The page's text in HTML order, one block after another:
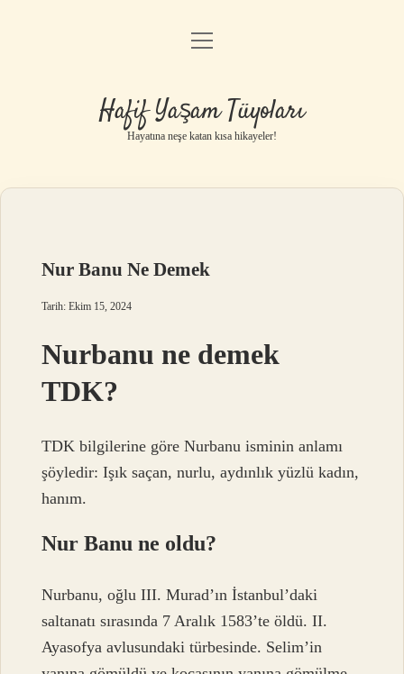
Anasayfa
Yasal Uyarı
menüyü
Hafif Yaşam Tüyoları
Hayatına neşe katan kısa hikayeler!
Nur Banu Ne Demek
Tarih: Ekim 15, 2024
Nurbanu ne demek
TDK?
TDK bilgilerine göre Nurbanu isminin anlamı
şöyledir: Işık saçan, nurlu, aydınlık yüzlü kadın,
hanım.
Nur Banu ne oldu?
Nurbanu, oğlu III. Murad’ın İstanbul’daki
saltanatı sırasında 7 Aralık 1583’te öldü. II.
Ayasofya avlusundaki türbesinde. Selim’in